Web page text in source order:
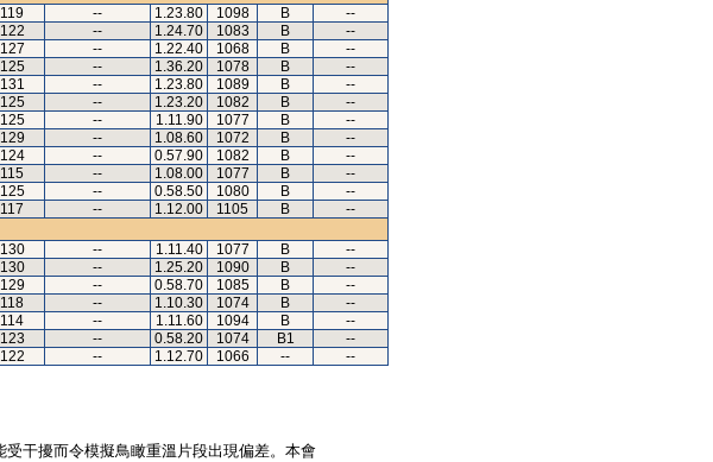
119 -- 1.23.80 1098 B
--
122 -- 1.24.70 1083 B
--
127 -- 1.22.40 1068 B
--
125 -- 1.36.20 1078 B
--
131 -- 1.23.80 1089 B
--
125 -- 1.23.20 1082 B
--
125 -- 1.11.90 1077 B
--
129 -- 1.08.60 1072 B
--
124 -- 0.57.90 1082 B
--
115 -- 1.08.00 1077 B
--
125 -- 0.58.50 1080 B
--
117 -- 1.12.00 1105 B
--
130 -- 1.11.40 1077 B
--
130 -- 1.25.20 1090 B
--
129 -- 0.58.70 1085 B
--
118 -- 1.10.30 1074 B
--
114 -- 1.11.60 1094 B
--
123 -- 0.58.20 1074 B1
--
122 -- 1.12.70 1066 -- --
干擾而令模擬鳥瞰重溫片段出現偏差。本會